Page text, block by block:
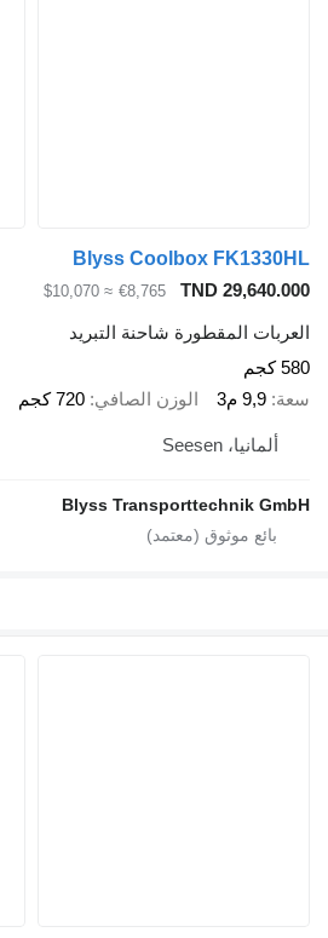
Blyss Coolbox FK1330HL
TND 29,640.000
€8,765
≈ $10,070
العربات المقطورة شاحنة التبريد
580 كجم
سعة 9,9 م3 الوزن الصافي 720 كجم
ألمانيا، Seesen
Blyss Transporttechnik GmbH